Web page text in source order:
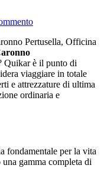
Pertusella, Officina
Quikar è il punto di
viaggiare in totale
e attrezzature di ultima
ordinaria e
fondamentale per la vita
gamma completa di